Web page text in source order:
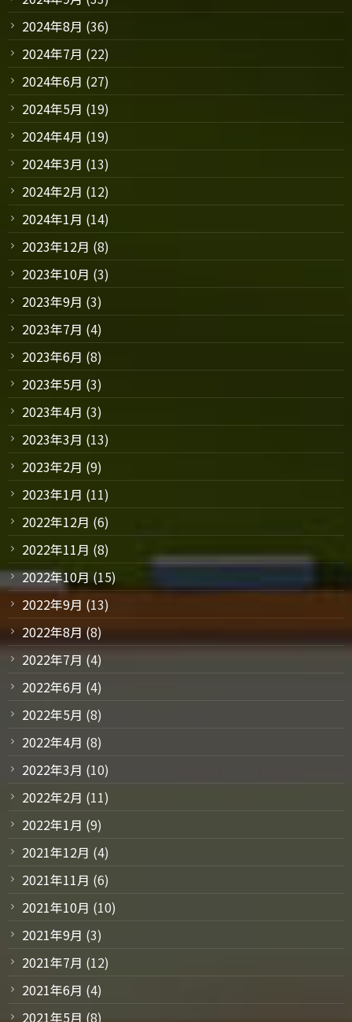
2024年8月 (36)
2024年7月 (22)
2024年6月 (27)
2024年5月 (19)
2024年4月 (19)
2024年3月 (13)
2024年2月 (12)
2024年1月 (14)
2023年12月 (8)
2023年10月 (3)
2023年9月 (3)
2023年7月 (4)
2023年6月 (8)
2023年5月 (3)
2023年4月 (3)
2023年3月 (13)
2023年2月 (9)
2023年1月 (11)
2022年12月 (6)
2022年11月 (8)
2022年10月 (15)
2022年9月 (13)
2022年8月 (8)
2022年7月 (4)
2022年6月 (4)
2022年5月 (8)
2022年4月 (8)
2022年3月 (10)
2022年2月 (11)
2022年1月 (9)
2021年12月 (4)
2021年11月 (6)
2021年10月 (10)
2021年9月 (3)
2021年7月 (12)
2021年6月 (4)
2021年5月 (8)